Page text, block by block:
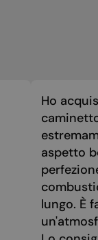
Ho
aspetto
lungo. È